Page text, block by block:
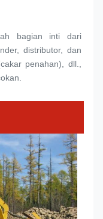
bagian inti dari
distributor, dan
penahan), dll.,